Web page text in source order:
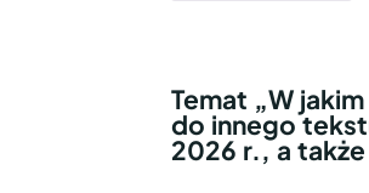
Temat „W
do innego
2026 r., a